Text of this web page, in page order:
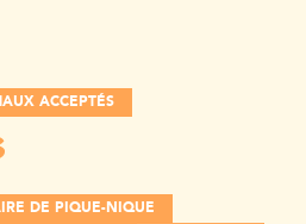
ACCEPTÉS
DE PIQUE-NIQUE